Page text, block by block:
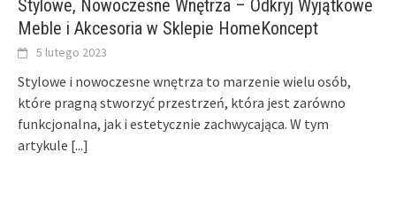
Stylowe, Nowoczesne Wnętrza – Odkryj Wyjątkowe
Meble i Akcesoria w Sklepie HomeKoncept
5 lutego 2023
Stylowe i nowoczesne wnętrza to marzenie wielu osób,
które pragną stworzyć przestrzeń, która jest zarówno
funkcjonalna, jak i estetycznie zachwycająca. W tym
artykule [...]